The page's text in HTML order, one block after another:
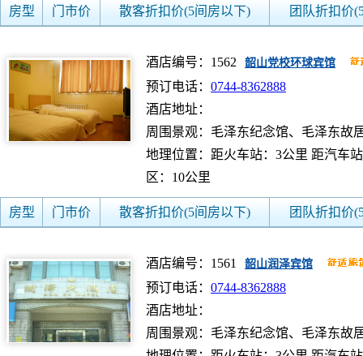
房型 门市价 散客折扣价(5间房以下) 团队折扣价
酒店编号：1562 韶山党校环球宾馆
预订电话： 0744-8362888
酒店地址：
周围景观：毛泽东纪念馆、毛泽东故
地理位置：距火车站：3公里 距汽车
区：10公里
房型 门市价 散客折扣价(5间房以下) 团队折扣价
酒店编号：1561 韶山润泽宾馆
预订电话： 0744-8362888
酒店地址：
周围景观：毛泽东纪念馆、毛泽东故